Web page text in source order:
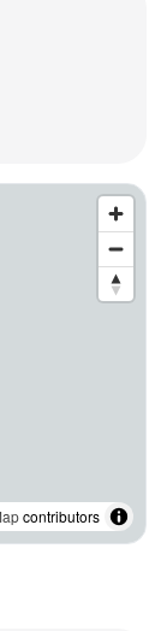
contributors